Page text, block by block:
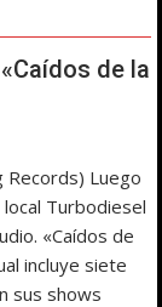
«Caídos de la
Records) Luego
Turbodiesel
«Caídos de
incluye siete
sus shows